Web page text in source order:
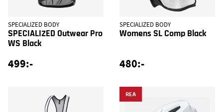
SPECIALIZED BODY
SPECIALIZED Outwear Pro
WS Black
499:-
SPECIALIZED BODY
Womens SL Comp Black
480:-
REA